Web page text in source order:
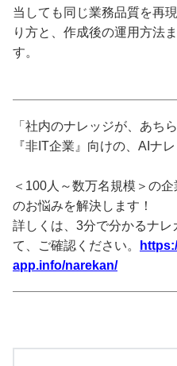
当しても同じ業務品質を再
り方と、作成後の運用方法
す。
「社内のナレッジが、あち
『非IT企業』向けの、AIナ
＜100人～数万名規模＞の
のお悩みを解決します！
詳しくは、3分で分かるナ
て、ご確認ください。
app.info/narekan/